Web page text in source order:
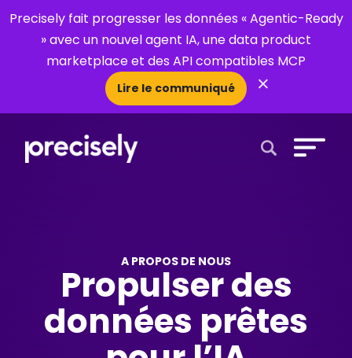
Precisely fait progresser les données « Agentic-Ready
» avec un nouvel agent IA, une data product
marketplace et des API compatibles MCP
Lire le communiqué ×
A PROPOS DE NOUS
Propulser des
données prêtes